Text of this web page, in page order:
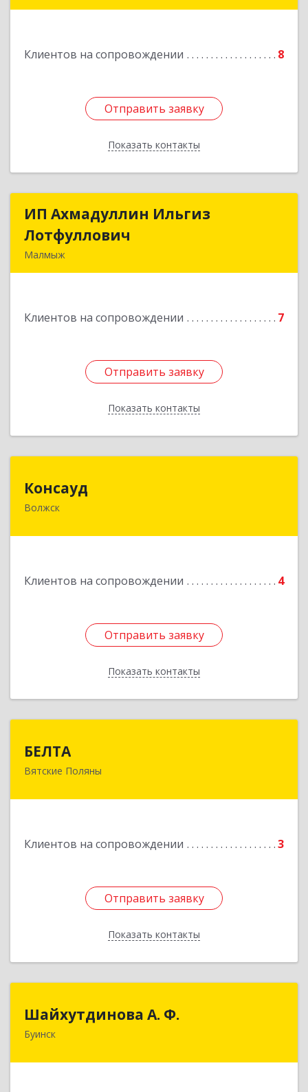
Клиентов на сопровождении 8
Отправить заявку
Показать контакты
Отправить заявку
Назад
ИП Ахмадуллин Ильгиз
Лотфуллович
Малмыж
Клиентов на сопровождении 7
Отправить заявку
Показать контакты
ИП Ахмадуллин Ильгиз
Подробнее
Отправить заявку
Назад
Консауд
Волжск
Клиентов на сопровождении 4
Отправить заявку
Показать контакты
425005, Марий Эл респ, Волжск г, Пролетарская
Отправить заявку
Назад
БЕЛТА
Вятские Поляны
Клиентов на сопровождении 3
Отправить заявку
Показать контакты
612960, Кировская обл, Вятские Поляны г,
Отправить заявку
Назад
Шайхутдинова А. Ф.
Буинск